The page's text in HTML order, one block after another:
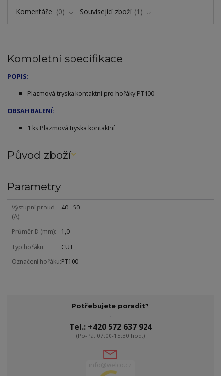
Komentáře
0 Související zboží 1
Kompletní specifikace
POPIS:
Plazmová tryska kontaktní pro hořáky PT100
OBSAH BALENÍ:
1 ks Plazmová tryska kontaktní
Původ zboží
Parametry
Výstupní proud
(A)
40 - 50
Průměr D (mm)
1,0
Typ hořáku
CUT
Označení hořáku PT100
Potřebujete poradit?
Tel.: +420 572 637 924
(Po-Pá, 07:00-15:30 hod.)